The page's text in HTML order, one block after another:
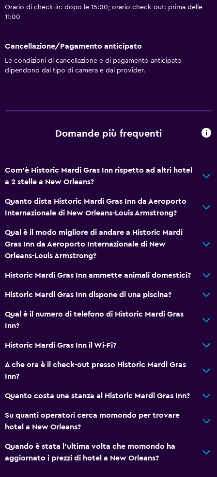
Cuscino non di piume
Vasca
Bagno privato
Generale
Camere per famiglie
Salottino
Vista sul cortile interno
Moquette
Vista sulla città
Deposito disponibile
Forno a microonde
Distributore di bevande
Distributore di snack
Media e intrattenimento
TV a schermo piatto
Orario di check-in: dopo le 15:00; orario check-out: prima delle
11:00
Cancellazione/Pagamento anticipato
Le condizioni di cancellazione e di pagamento anticipato
dipendono dal tipo di camera e dal provider.
Domande più frequenti
Com'è Historic Mardi Gras Inn rispetto ad altri hotel
a 2 stelle a New Orleans?
Quanto dista Historic Mardi Gras Inn da Aeroporto
Internazionale di New Orleans-Louis Armstrong?
Qual è il modo migliore di andare a Historic Mardi
Gras Inn da Aeroporto Internazionale di New
Orleans-Louis Armstrong?
Historic Mardi Gras Inn ammette animali domestici?
Historic Mardi Gras Inn dispone di una piscina?
Qual è il numero di telefono di Historic Mardi Gras
Inn?
Historic Mardi Gras Inn il Wi-Fi?
A che ora è il check-out presso Historic Mardi Gras
Inn?
Quanto costa una stanza al Historic Mardi Gras Inn?
Su quanti operatori cerca momondo per trovare
hotel a New Orleans?
Quando è stata l'ultima volta che momondo ha
aggiornato i prezzi di hotel a New Orleans?